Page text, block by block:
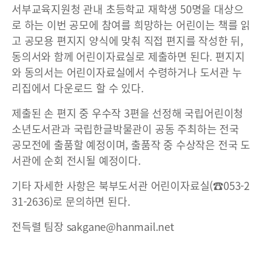
서부교육지원청 관내 초등학교 재학생 50명을 대상으
로 하는 이번 공모에 참여를 희망하는 어린이는 책를 읽
고 공모용 편지지 양식에 맞춰 직접 편지를 작성한 뒤,
동의서와 함께 어린이자료실로 제출하면 된다. 편지지
와 동의서는 어린이자료실에서 수령하거나 도서관 누
리집에서 다운로드 할 수 있다.
제출된 손 편지 중 우수작 3편을 선정해 국립어린이청
소년도서관과 국립한글박물관이 공동 주최하는 전국
공모전에 출품할 예정이며, 출품작 중 수상작은 전국 도
서관에 순회 전시될 예정이다.
기타 자세한 사항은 북부도서관 어린이자료실(☎053-2
31-2636)로 문의하면 된다.
전득렬 팀장 sakgane@hanmail.net